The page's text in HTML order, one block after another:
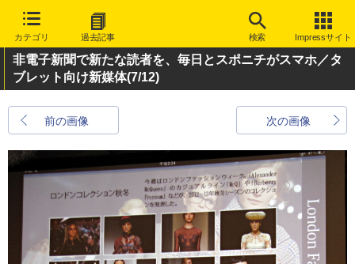
カテゴリ 過去記事 検索 Impressサイト
非電子新聞で新たな読者を、毎日とスポニチがスマホ／タ
ブレット向け新媒体(7/12)
前の画像 次の画像